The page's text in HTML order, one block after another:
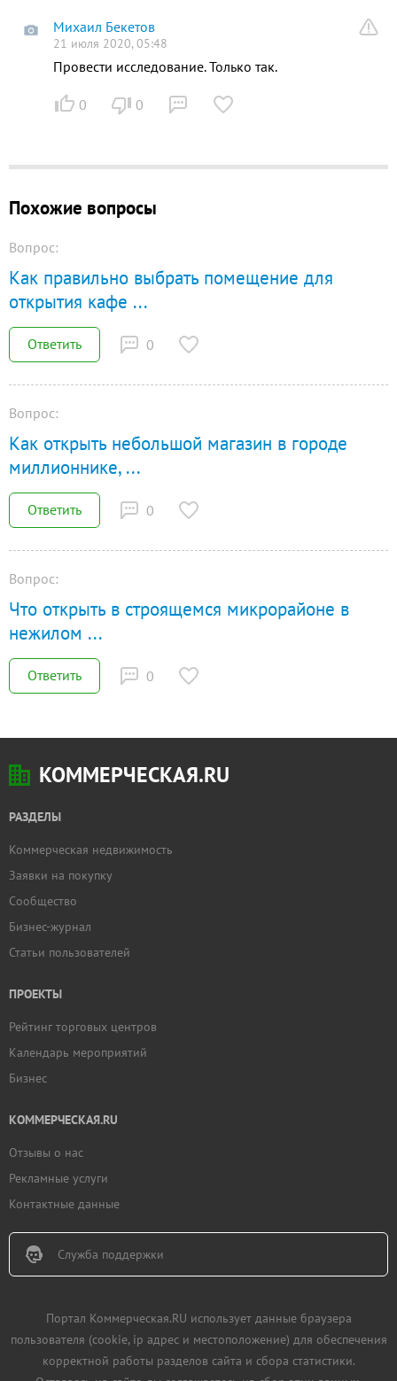
Михаил Бекетов
• 21 июля 2020, 05:48
Провести исследование. Только так.
0 0
Похожие вопросы
Вопрос:
Как правильно выбрать помещение для
открытия кафе ...
Ответить 0
Вопрос:
Как открыть небольшой магазин в городе
миллионнике, ...
Ответить 0
Вопрос:
Что открыть в строящемся микрорайоне в
нежилом ...
Ответить 0
КОММЕРЧЕСКАЯ.RU
РАЗДЕЛЫ
Коммерческая недвижимость
Заявки на покупку
Сообщество
Бизнес-журнал
Статьи пользователей
ПРОЕКТЫ
Рейтинг торговых центров
Календарь мероприятий
Бизнес
КОММЕРЧЕСКАЯ.RU
Отзывы о нас
Рекламные услуги
Контактные данные
Служба поддержки
Портал Коммерческая.RU использует данные браузера
пользователя (cookie, ip адрес и местоположение) для обеспечения
корректной работы разделов сайта и сбора статистики.